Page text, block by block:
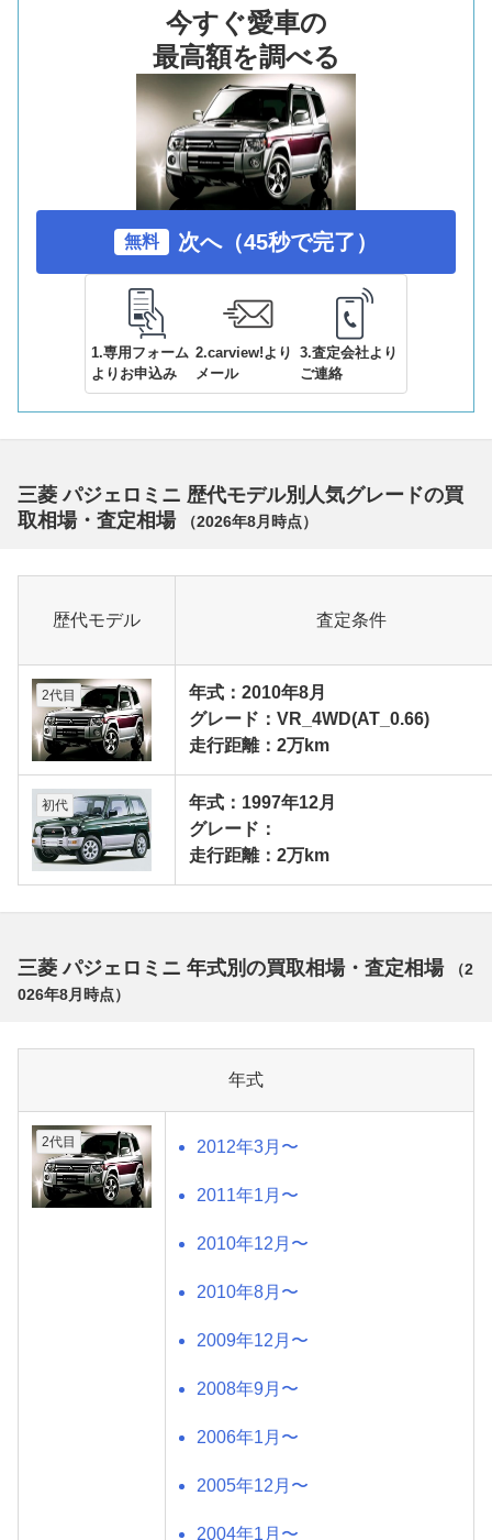
今すぐ愛車の
最高額を調べる
無料 次へ（45秒で完了）
1.専用フォーム
よりお申込み
2.carview!より
メール
3.査定会社より
ご連絡
三菱 パジェロミニ 歴代モデル別人気グレードの買
取相場・査定相場
（2026年8月 時点）
歴代モデル 査定条件
2代目
年式：2010年8月
グレード：VR_4WD(AT_0.66)
走行距離：2万km
初代
年式：1997年12月
グレード：
走行距離：2万km
三菱 パジェロミニ 年式別の買取相場・査定相場 （2
026年8月 時点）
年式
2代目 2012年3月〜
2011年1月〜
2010年12月〜
2010年8月〜
2009年12月〜
2008年9月〜
2006年1月〜
2005年12月〜
2004年1月〜